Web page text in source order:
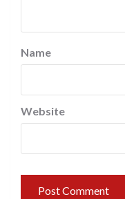
Name
Website